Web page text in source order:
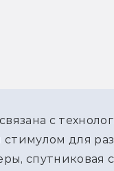
с
стимулом для
спутниковая